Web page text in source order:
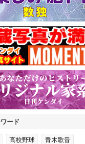
ード
高校野球 青木歌音